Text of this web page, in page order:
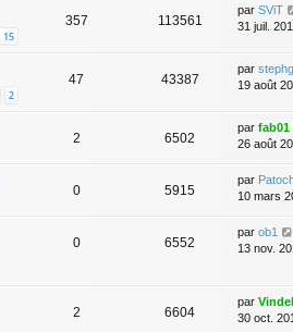
15
357 113561
par SViT
31 juil.
2
47 43387
par
19 août
2 6502
par fab01
26 août
0 5915
par
10 mars
0 6552
par ob1
13 nov.
2 6604
par Vindel
30 oct.